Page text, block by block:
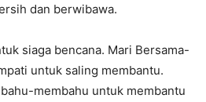
dan berwibawa.
siaga bencana. Mari Bersama-
untuk saling membantu.
membahu untuk membantu